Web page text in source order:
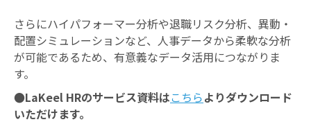
さらにハイパフォーマー分析や退職リスク分析、異動・
配置シミュレーションなど、人事データから柔軟な分析
が可能であるため、有意義なデータ活用につながりま
す。
●LaKeel HRのサービス資料はこちらよりダウンロード
いただけます。